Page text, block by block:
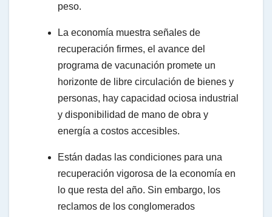
peso.
La economía muestra señales de
recuperación firmes, el avance del
programa de vacunación promete un
horizonte de libre circulación de bienes y
personas, hay capacidad ociosa industrial
y disponibilidad de mano de obra y
energía a costos accesibles.
Están dadas las condiciones para una
recuperación vigorosa de la economía en
lo que resta del año. Sin embargo, los
reclamos de los conglomerados